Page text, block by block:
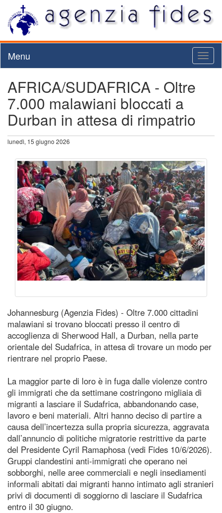
Menu
AFRICA/SUDAFRICA - Oltre
7.000 malawiani bloccati a
Durban in attesa di rimpatrio
lunedì, 15 giugno 2026
Johannesburg (Agenzia Fides) - Oltre 7.000 cittadini
malawiani si trovano bloccati presso il centro di
accoglienza di Sherwood Hall, a Durban, nella parte
orientale del Sudafrica, in attesa di trovare un modo per
rientrare nel proprio Paese.
La maggior parte di loro è in fuga dalle violenze contro
gli immigrati che da settimane costringono migliaia di
migranti a lasciare il Sudafrica, abbandonando case,
lavoro e beni materiali. Altri hanno deciso di partire a
causa dell’incertezza sulla propria sicurezza, aggravata
dall’annuncio di politiche migratorie restrittive da parte
del Presidente Cyril Ramaphosa (vedi Fides 10/6/2026).
Gruppi clandestini anti-immigrati che operano nei
sobborghi, nelle aree commerciali e negli insediamenti
informali abitati dai migranti hanno intimato agli stranieri
privi di documenti di soggiorno di lasciare il Sudafrica
entro il 30 giugno.